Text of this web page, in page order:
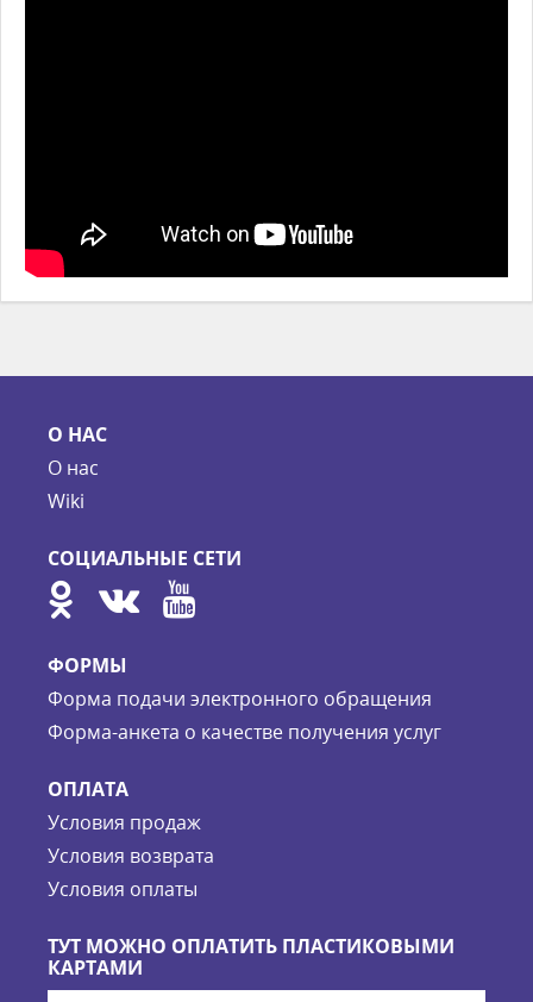
О НАС
О нас
Wiki
СОЦИАЛЬНЫЕ СЕТИ
ФОРМЫ
Форма подачи электронного обращения
Форма-анкета о качестве получения услуг
ОПЛАТА
Условия продаж
Условия возврата
Условия оплаты
ТУТ МОЖНО ОПЛАТИТЬ ПЛАСТИКОВЫМИ
КАРТАМИ